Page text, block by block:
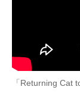
「Returning Cat